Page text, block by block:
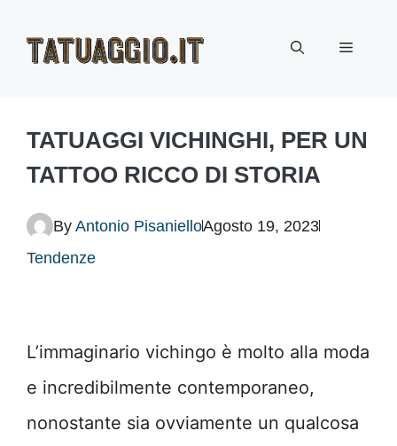
Menu
TATUAGGI VICHINGHI, PER UN
TATTOO RICCO DI STORIA
By Antonio PisanielloAgosto 19, 2023
Tendenze
L’immaginario vichingo è molto alla moda
e incredibilmente contemporaneo,
nonostante sia ovviamente un qualcosa